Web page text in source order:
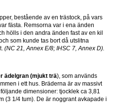
bestående av en trästock, på vars
fästa. Remsorna var i ena änden
hölls i den andra änden fast av en kil
som kunde tas bort då utslitna
(NC 21, Annex E/8; IHSC 7, Annex D).
ädelgran (mjukt trä), som används
i ett hus. Bräderna är av massivt
dimensioner: tjocklek ca 3,81
(3 1/4 tum). De är noggrant avkapade i